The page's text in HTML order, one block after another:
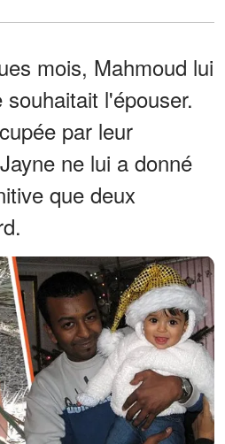
mois, Mahmoud lui
l'épouser.
par leur
ne lui a donné
que deux